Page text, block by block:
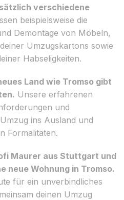
verschiedene
beispielsweise die
Demontage von Möbeln,
Umzugskartons sowie
Habseligkeiten.
Land wie Tromso gibt
Unsere erfahrenen
und
ins Ausland und
Formalitäten.
Maurer aus Stuttgart und
neue Wohnung in Tromso.
für ein unverbindliches
deinen Umzug